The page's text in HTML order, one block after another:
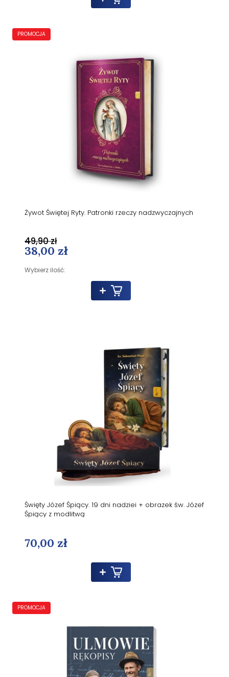
Żywot Świętej Ryty. Patronki rzeczy nadzwyczajnych
38,00 zł
Wybierz ilość:
49,90 zł
PROMOCJA
Święty Józef Śpiący. 19 dni nadziei + obrazek św. Józef
Śpiący z modlitwą
70,00 zł
PROMOCJA